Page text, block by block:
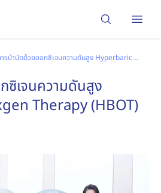
รบำบัดด้วยออกซิเจนความดันสูง Hyperbaric
ซิเจนความดันสูง
Therapy (HBOT)